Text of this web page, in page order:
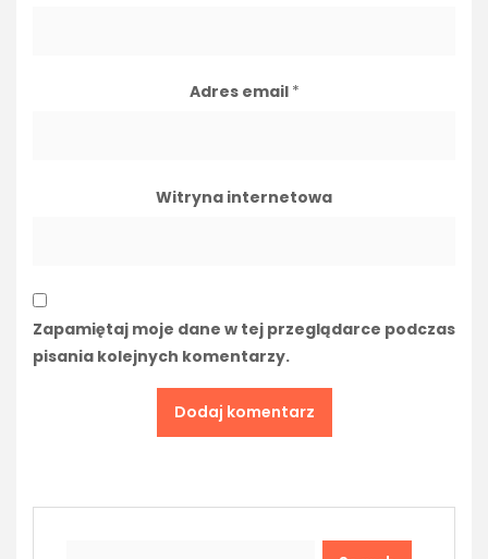
Adres email *
Witryna internetowa
Zapamiętaj moje dane w tej przeglądarce podczas
pisania kolejnych komentarzy.